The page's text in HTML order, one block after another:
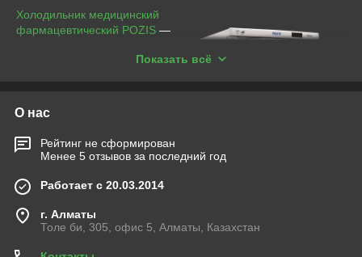
Холодильник медицинский
фармацевтический POZIS —
фармацевтических
температурах от +4°C до
+15°C. Купить холодильник
для использования в
оздоровительных
учреждениях, а также
аптеках и исследовательских
Показать всё
О нас
Рейтинг не сформирован
Менее 5 отзывов за последний год
Работает с 20.03.2014
г. Алматы
Толе би, 305, офис 5, Алматы, Казахстан